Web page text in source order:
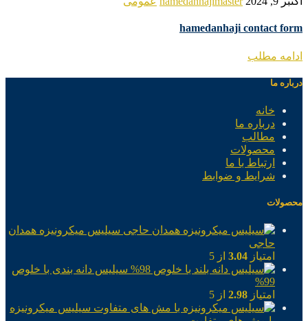
hamedanhaji contact form
ادامه مطلب
درباره ما
خانه
درباره ما
مطالب
محصولات
ارتباط با ما
شرایط و ضوابط
محصولات
سیلیس میکرونیزه همدان
حاجی
امتیاز 3.04 از 5
سیلیس دانه بندی با خلوص
99%
امتیاز 2.98 از 5
سیلیس میکرونیزه